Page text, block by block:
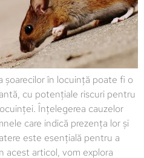
în locuință poate fi o
cu potențiale riscuri pentru
Înțelegerea cauzelor
care indică prezența lor și
este esențială pentru a
acest articol, vom explora